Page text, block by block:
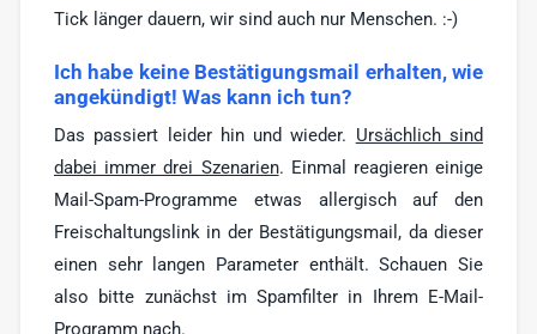
Tick länger dauern, wir sind auch nur Menschen. :-)
Ich habe keine Bestätigungsmail erhalten, wie
angekündigt! Was kann ich tun?
Das passiert leider hin und wieder. Ursächlich sind
dabei immer drei Szenarien. Einmal reagieren einige
Mail-Spam-Programme etwas allergisch auf den
Freischaltungslink in der Bestätigungsmail, da dieser
einen sehr langen Parameter enthält. Schauen Sie
also bitte zunächst im Spamfilter in Ihrem E-Mail-